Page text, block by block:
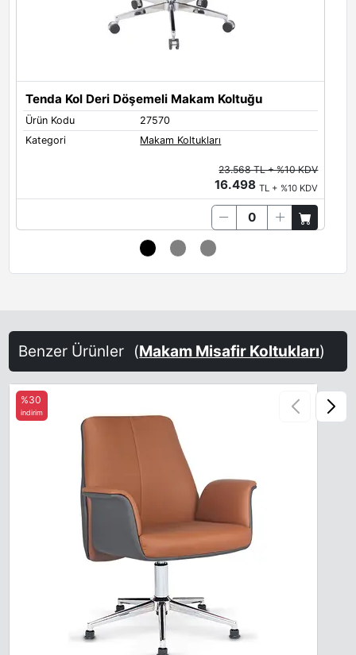
Tenda Kol Deri Döşemeli Makam Koltuğu
Ürün Kodu
27570
Kategori
Makam Koltukları
23.568 TL + %10 KDV
16.498TL + %10 KDV
Benzer Ürünler (Makam Misafir Koltukları)
%30
indirim